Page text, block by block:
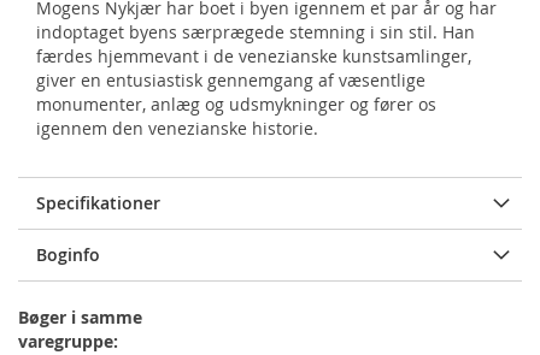
Mogens Nykjær har boet i byen igennem et par år og har
indoptaget byens særprægede stemning i sin stil. Han
færdes hjemmevant i de venezianske kunstsamlinger,
giver en entusiastisk gennemgang af væsentlige
monumenter, anlæg og udsmykninger og fører os
igennem den venezianske historie.
Specifikationer
Boginfo
Bøger i samme
varegruppe: